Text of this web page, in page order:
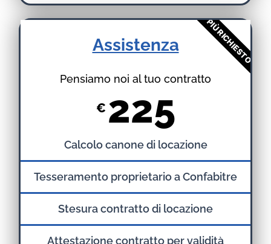
Assistenza
Pensiamo noi al tuo contratto
€ 225
Calcolo canone di locazione
Tesseramento proprietario a Confabitre
Stesura contratto di locazione
Attestazione contratto per validità
PIÙ RICHIESTO